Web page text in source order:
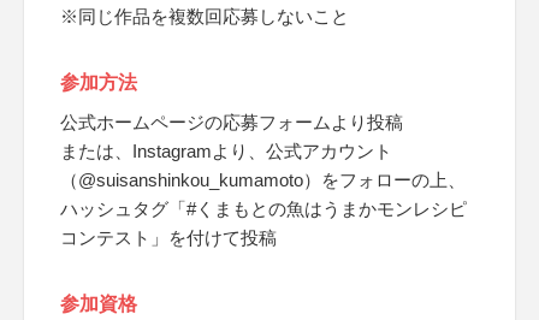
※同じ作品を複数回応募しないこと
参加方法
公式ホームページの応募フォームより投稿
または、Instagramより、公式アカウント
（@suisanshinkou_kumamoto）をフォローの上、
ハッシュタグ「#くまもとの魚はうまかモンレシピ
コンテスト」を付けて投稿
参加資格